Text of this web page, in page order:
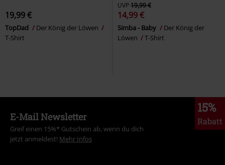
19,99 €
TopDad
Der König der Löwen
T-Shirt
UVP19,99 €
14,99 €
Simba - Baby
Der König der
Löwen
T-Shirt
15%
Rabatt
E-Mail Newsletter
Greif einen 15%* Gutschein ab, wenn du dich
jetzt anmeldest! Mehr Infos